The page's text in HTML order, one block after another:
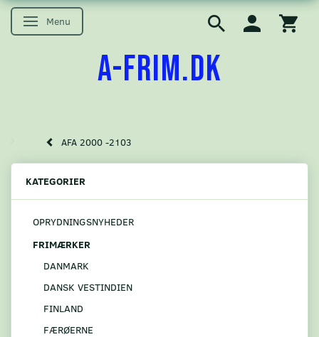
Skifte navigation
Menu
A-FRIM.DK
AFA 2000 -2103
KATEGORIER
OPRYDNINGSNYHEDER
FRIMÆRKER
DANMARK
DANSK VESTINDIEN
FINLAND
FÆRØERNE